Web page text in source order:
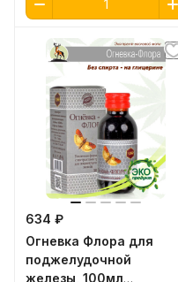
634 ₽
Огневка Флора для
поджелудочной
железы, 100мл